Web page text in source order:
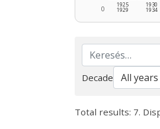
0
1925
1929
1930
1934
Search
Decade
Total results: 7.